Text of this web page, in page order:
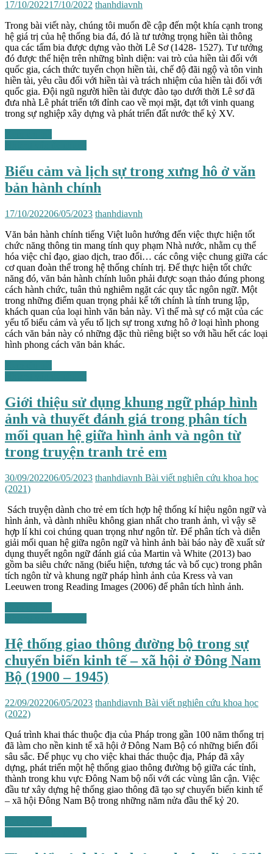
17/10/202217/10/2022 thanhdiavnh
Trong bài viết này, chúng tôi muốn đề cập đến một khía cạnh trong
hệ giá trị của hệ thống bia đá, đó là tư tưởng trọng hiền tài thông
qua các tấm bia được dựng vào thời Lê Sơ (1428- 1527). Tư tưởng
đó được thể hiện trên những bình diện: vai trò của hiền tài đối với
quốc gia, cách thức tuyển chọn hiền tài, chế độ đãi ngộ và tôn vinh
hiền tài, yêu cầu đối với hiền tài và trách nhiệm của hiền tài đối với
quốc gia. Đội ngũ người hiền tài được đào tạo dưới thời Lê sơ đã
đưa nhà Lê phát triển tới đỉnh cao về mọi mặt, đạt tới vinh quang
trong sự nghiệp xây dựng và phát triển đất nước thế kỷ XV.
Biểu cảm và lịch sự trong xưng hô ở văn
bản hành chính
17/10/202206/05/2023 thanhdiavnh
Văn bản hành chính tiếng Việt luôn hướng đến việc thực hiện tốt
chức năng thông tin mang tính quy phạm Nhà nước, nhằm cụ thể
hóa việc chỉ đạo, giao dịch, trao đổi… các công việc chung giữa các
cơ quan đoàn thể trong hệ thống chính trị. Để thực hiện tốt chức
năng đó, văn bản hành chính luôn phải được soạn thảo đúng phong
cách hành chức, tuân thủ nghiêm ngặt các quy tắc ngôn ngữ. Một
trong những điểm quan trọng phải kể tới chính là tính trung lập,
khách quan của loại hình văn bản này. Vì thế mà sự có mặt của các
yếu tố biểu cảm và yếu tố lịch sự trong xưng hô ở loại hình phong
cách văn bản này có những đặc thù riêng biệt so với hầu hết các loại
hình phong cách văn bản khác.
Giới thiệu sử dụng khung ngữ pháp hình
ảnh và thuyết đánh giá trong phân tích
mối quan hệ giữa hình ảnh và ngôn từ
trong truyện tranh trẻ em
30/09/202206/05/2023 thanhdiavnh Bài viết nghiên cứu khoa học
(2021)
Sách truyện dành cho trẻ em tích hợp hệ thống kí hiệu ngôn ngữ và
hình ảnh, và dành nhiều không gian nhất cho tranh ảnh, vì vậy sẽ
hợp lí khi coi chúng quan trọng như ngôn từ. Để phân tích và diễn
giải mối quan hệ giữa ngôn ngữ và hình ảnh bài báo này đề xuất sử
dụng thuyết ngôn ngữ đánh giá của Martin và White (2013) bao
gồm ba siêu chức năng (biểu hiện, tương tác và bố cục) trong phân
tích ngôn từ và khung ngữ pháp hình ảnh của Kress và van
Leeuwen trong Reading Images (2006) để phân tích hình ảnh.
Hệ thống giao thông đường bộ trong sự
chuyển biến kinh tế – xã hội ở Đông Nam
Bộ (1900 – 1945)
22/09/202206/05/2023 thanhdiavnh Bài viết nghiên cứu khoa học
(2022)
Quá trình khai thác thuộc địa của Pháp trong gần 100 năm thống trị
đã làm cho nền kinh tế xã hội ở Đông Nam Bộ có những biến đổi
sâu sắc. Để phục vụ cho việc khai thác thuộc địa, Pháp đã xây
dựng, phát triển một hệ thống giao thông đường bộ giữa các tỉnh,
thành trong khu vực Đông Nam bộ nối với các vùng lân cận. Việc
đầu tư xây dựng hệ thống giao thông đã tạo sự chuyển biến kinh tế
– xã hội Đông Nam Bộ trong những năm nửa đầu thế kỷ 20.